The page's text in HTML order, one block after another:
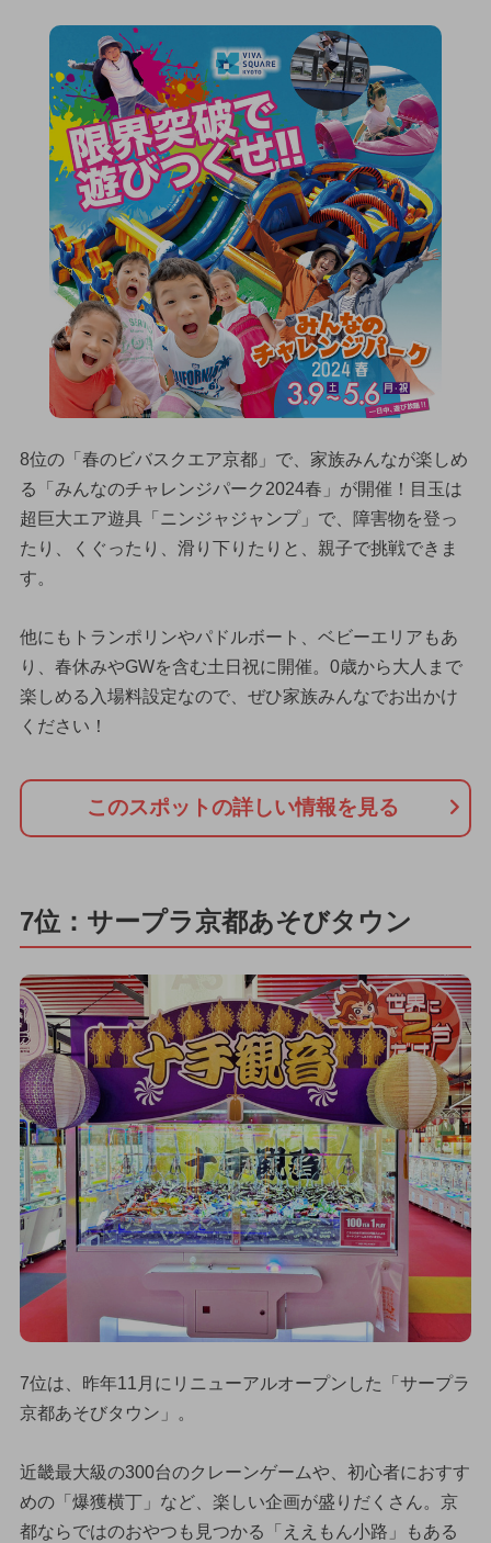
8位の「春のビバスクエア京都」で、家族みんなが楽しめ
る「みんなのチャレンジパーク2024春」が開催！目玉は
超巨大エア遊具「ニンジャジャンプ」で、障害物を登っ
たり、くぐったり、滑り下りたりと、親子で挑戦できま
す。
他にもトランポリンやパドルボート、ベビーエリアもあ
り、春休みやGWを含む土日祝に開催。0歳から大人まで
楽しめる入場料設定なので、ぜひ家族みんなでお出かけ
ください！
このスポットの詳しい情報を見る
7位：サープラ京都あそびタウン
7位は、昨年11月にリニューアルオープンした「サープラ
京都あそびタウン」。
近畿最大級の300台のクレーンゲームや、初心者におすす
めの「爆獲横丁」など、楽しい企画が盛りだくさん。京
都ならではのおやつも見つかる「ええもん小路」もある